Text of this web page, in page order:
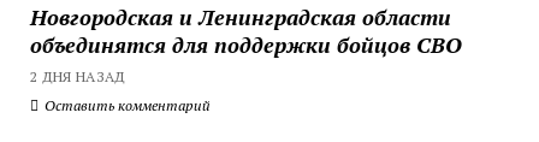
Новгородская и Ленинградская области
объединятся для поддержки бойцов СВО
2 ДНЯ НАЗАД
Оставить комментарий